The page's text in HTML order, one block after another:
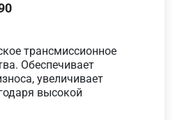
трансмиссионное
Обеспечивает
увеличивает
высокой